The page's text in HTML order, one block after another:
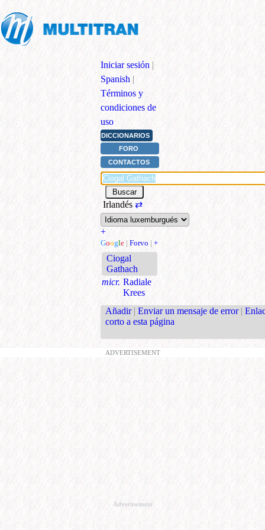
Iniciar sesión |
Spanish |
Términos y
condiciones de
uso
DICCIONARIOS
FORO
CONTACTOS
Irlandés ⇄
+
Google | Forvo | +
Ciogal
Gathach
micr. Radiale
Krees
Añadir | Enviar un mensaje de error |
corto a esta página
ADVERTISEMENT
Advertisement